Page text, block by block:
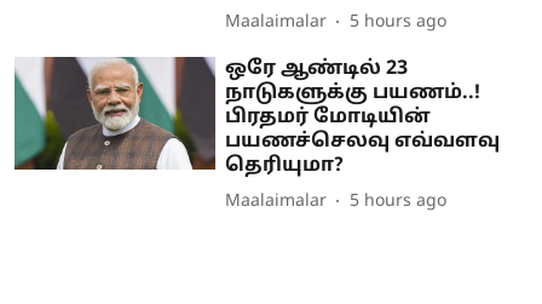
Maalaimalar 5 hours ago
ஒரே ஆண்டில் 23
நாடுகளுக்கு பயணம்..!
பிரதமர் மோடியின்
பயணச்செலவு எவ்வளவு
தெரியுமா?
Maalaimalar 5 hours ago